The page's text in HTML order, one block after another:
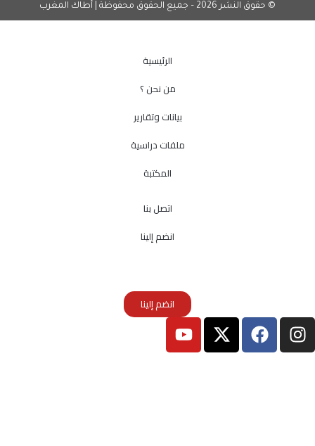
© حقوق النشر 2026 – جميع الحقوق محفوظة | أطاك المغرب
الرئيسية
من نحن ؟
بيانات وتقارير
ملفات دراسية
المكتبة
اتصل بنا
انضم إلينا
انضم إلينا